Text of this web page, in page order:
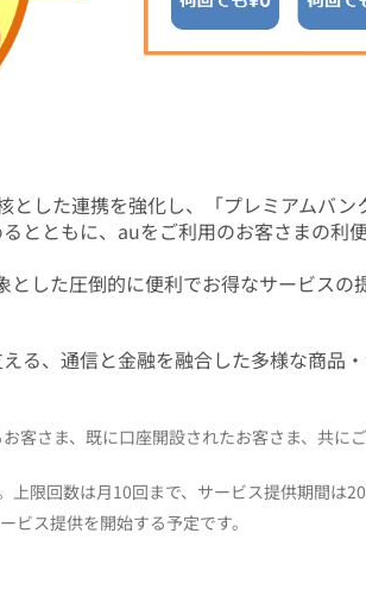
した連携を強化し、「プレミアムバ
とともに、auをご利用のお客さまの利
した圧倒的に便利でお得なサービスの
る、通信と金融を融合した多様な商品
客さま、既に口座開設されたお客さま、共に
限回数は月10回まで、サービス提供期間は
ビス提供を開始する予定です。